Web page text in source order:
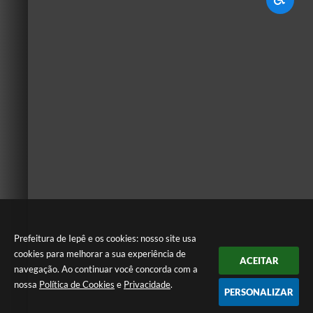
Prefeitura de Iepê e os cookies: nosso site usa
cookies para melhorar a sua experiência de
navegação. Ao continuar você concorda com a
nossa Política de Cookies e Privacidade.
ACEITAR
PERSONALIZAR